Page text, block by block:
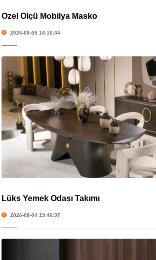
Özel Ölçü Mobilya Masko
2026-08-05 16:10:34
Lüks Yemek Odası Takımı
2026-08-04 19:46:37